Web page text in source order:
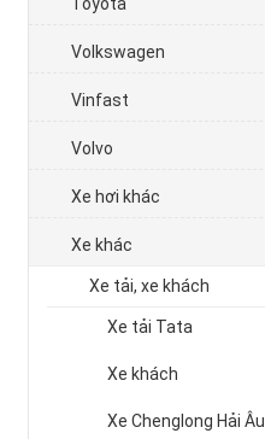
Volkswagen
Vinfast
Volvo
Xe hơi khác
Xe khác
Xe tải, xe khách
Xe tải Tata
Xe khách
Xe Chenglong Hải Âu